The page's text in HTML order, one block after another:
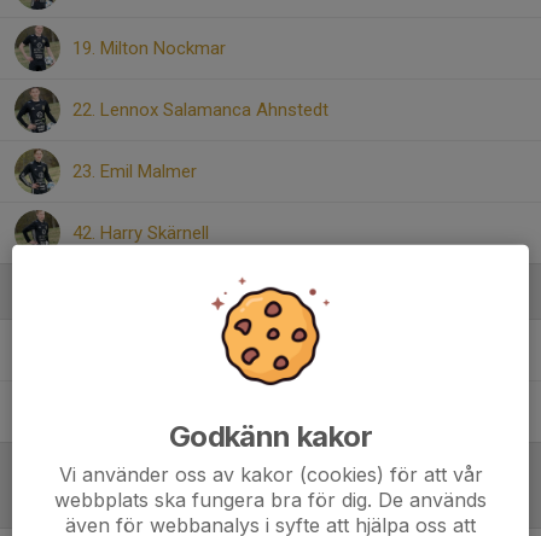
19. Milton Nockmar
22. Lennox Salamanca Ahnstedt
23. Emil Malmer
42. Harry Skärnell
Ledare
Referat
Godkänn kakor
Vi använder oss av kakor (cookies) för att vår
webbplats ska fungera bra för dig. De används
även för webbanalys i syfte att hjälpa oss att